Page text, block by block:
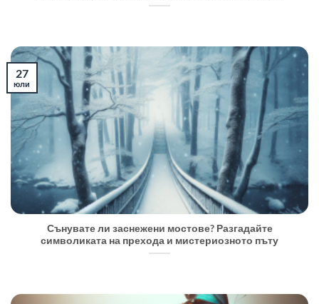
Сънувате ли заснежени мостове? Разгадайте
символиката на прехода и мистериозното пъту
27
юли